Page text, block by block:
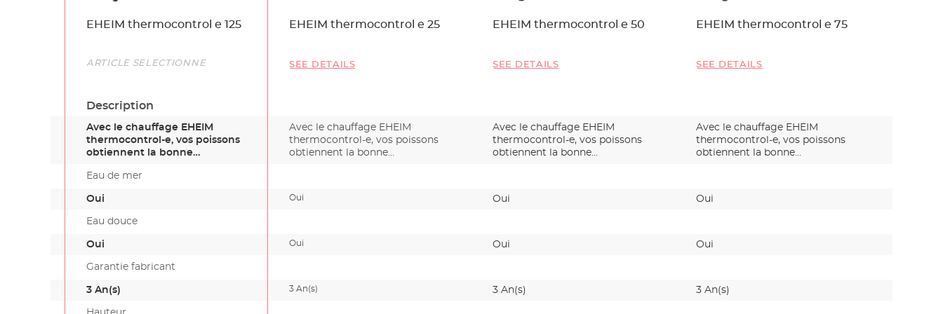
Name
EHEIM thermocontrol e 125 EHEIM thermocontrol e 25 EHEIM thermocontrol e 50 EHEIM thermocontrol e 75
Link
ARTICLE SÉLECTIONNÉ SEE DETAILS SEE DETAILS SEE DETAILS
Description
Avec le chauffage EHEIM
thermocontrol-e, vos poissons
obtiennent la bonne
Avec le chauffage EHEIM
thermocontrol-e, vos poissons
obtiennent la bonne
Avec le chauffage EHEIM
thermocontrol-e, vos poissons
obtiennent la bonne
Avec le chauffage EHEIM
thermocontrol-e, vos poissons
obtiennent la bonne
Eau de mer
Oui Oui Oui Oui
Eau douce
Oui Oui Oui Oui
Garantie fabricant
3 An(s) 3 An(s) 3 An(s) 3 An(s)